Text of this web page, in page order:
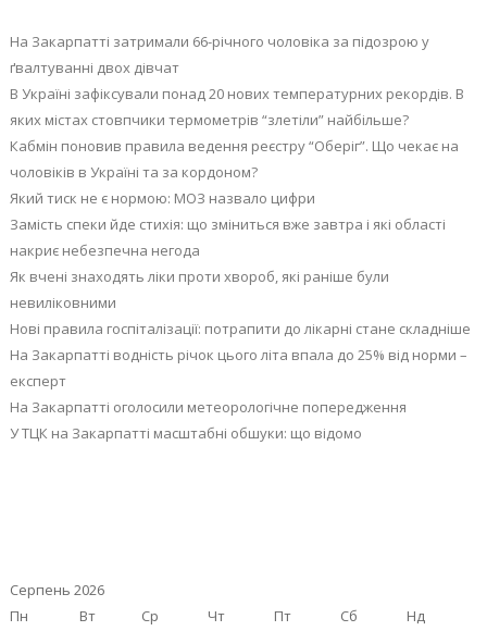
На Закарпатті затримали 66-річного чоловіка за підозрою у
ґвалтуванні двох дівчат
В Україні зафіксували понад 20 нових температурних рекордів. В
яких містах стовпчики термометрів “злетіли” найбільше?
Кабмін поновив правила ведення реєстру “Оберіг”. Що чекає на
чоловіків в Україні та за кордоном?
Який тиск не є нормою: МОЗ назвало цифри
Замість спеки йде стихія: що зміниться вже завтра і які області
накриє небезпечна негода
Як вчені знаходять ліки проти хвороб, які раніше були
невиліковними
Нові правила госпіталізації: потрапити до лікарні стане складніше
На Закарпатті водність річок цього літа впала до 25% від норми –
експерт
На Закарпатті оголосили метеорологічне попередження
У ТЦК на Закарпатті масштабні обшуки: що відомо
Серпень 2026
Пн
Вт Ср Чт Пт Сб
Нд